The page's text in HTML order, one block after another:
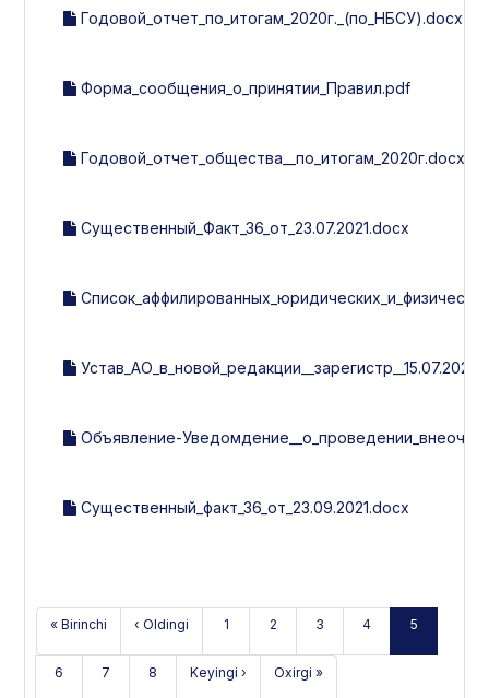
Годовой_отчет_по_итогам_2020г._(по_НБСУ).docx
Форма_сообщения_о_принятии_Правил.pdf
Годовой_отчет_общества__по_итогам_2020г.docx
Существенный_Факт_36_от_23.07.2021.docx
Объявление-
Существенный_факт_36_от_23.09.2021.docx
« Birinchi ‹ Oldingi 1 2 3 4 5
6 7 8 Keyingi › Oxirgi »